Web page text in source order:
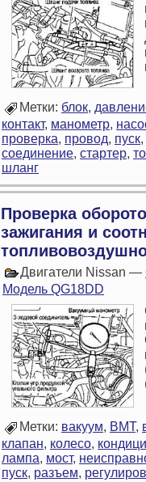
Метки: блок,
контакт, манометр,
проверка, провод, пуск,
соединение, стартер,
шланг
Проверка
зажигания и
Двигатели Nissan —
Модель QG18DD
Метки: вакуум, ВМТ,
клапан, колесо,
лампа, мост,
пуск, разъем,